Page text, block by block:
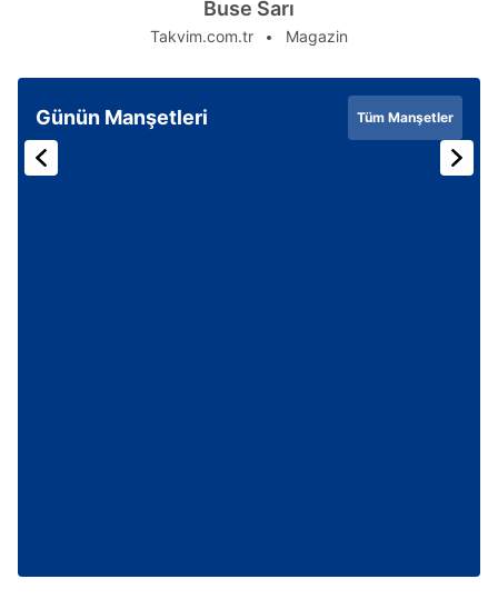
Buse Sarı
Takvim.com.tr Magazin
Günün Manşetleri Tüm Manşetler